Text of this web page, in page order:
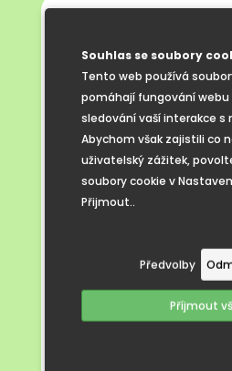
Souhlas se soubory
Tento web používá
pomáhají fungování webu
sledování vaší interakce s
Abychom však zajistili co
uživatelský zážitek,
soubory cookie v
Přijmout..
Předvolby
Příjmout
jsme se školní družinou
Děti si prohlédly růžičky,
od paní Škápíkové malý